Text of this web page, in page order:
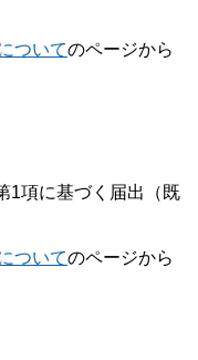
ついてのページから
1項に基づく届出（既
ついてのページから